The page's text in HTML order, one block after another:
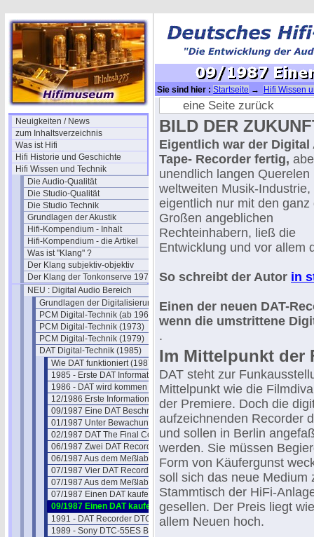
Neuigkeiten / News
zum Inhaltsverzeichnis
Was ist Hifi
Hifi Historie und Geschichte
Hifi Wissen und Technik
Die Audio-Qualität
Die Studio-Qualität
Die Studio Technik
Grundlagen der Akustik
Hifi-Kompendium - Inhalt
Hifi-Kompendium - die Artikel
Was ist "Klang" ?
Der Klang subjektiv-objektiv
Der Klang der Tonkonserve 1979
NEU : Digital Audio Bereich
Grundlagen der Digitalisierung
PCM Digital-Technik (ab 1967)
PCM Digital-Technik (1973)
PCM Digital-Technik (1979)
DAT Digital-Technik (1985)
Wie DAT funktioniert (1987)
1985 - Erste DAT Informationen
1986 - DAT wird kommen
12/1986 Erste Informationen
09/1987 Eine DAT Beschreibung
01/1987 Unter Bewachung zum Test
02/1987 DAT The Final Countdown
06/1987 Zwei DAT Recorder im Test
06/1987 Aus dem Meßlabor
07/1987 Vier DAT Recorder im Test
07/1987 Aus dem Meßlabor
07/1987 Einen DAT kaufen
09/1987 Einen DAT kaufen
1991 - DAT Recorder DTC-55-ES
1989 - Sony DTC-55ES BDA
Sie sind hier : Startseite →
Hifi Wissen
(1985)→ 09/1987 Einen DAT kaufen
eine Seite zurück
BILD DER
Eigentlich war der Digital
Tape- Recorder fertig,
unendlich langen Querelen
weltweiten Musik-Industrie,
eigentlich nur mit den ganz
Großen angeblichen
Rechteinhabern, ließ die
Entwicklung und vor allem
So schreibt der Autor in
Einen der neuen DAT-
wenn die umstrittene
.
Im Mittelpunkt der
DAT steht zur
Mittelpunkt wie die
der Premiere. Doch die
aufzeichnenden Recorder
und sollen in Berlin
werden. Sie müssen
Form von Käufergunst
soll sich das neue Medium
Stammtisch der HiFi-
gesellen. Der Preis liegt
allem Neuen hoch.